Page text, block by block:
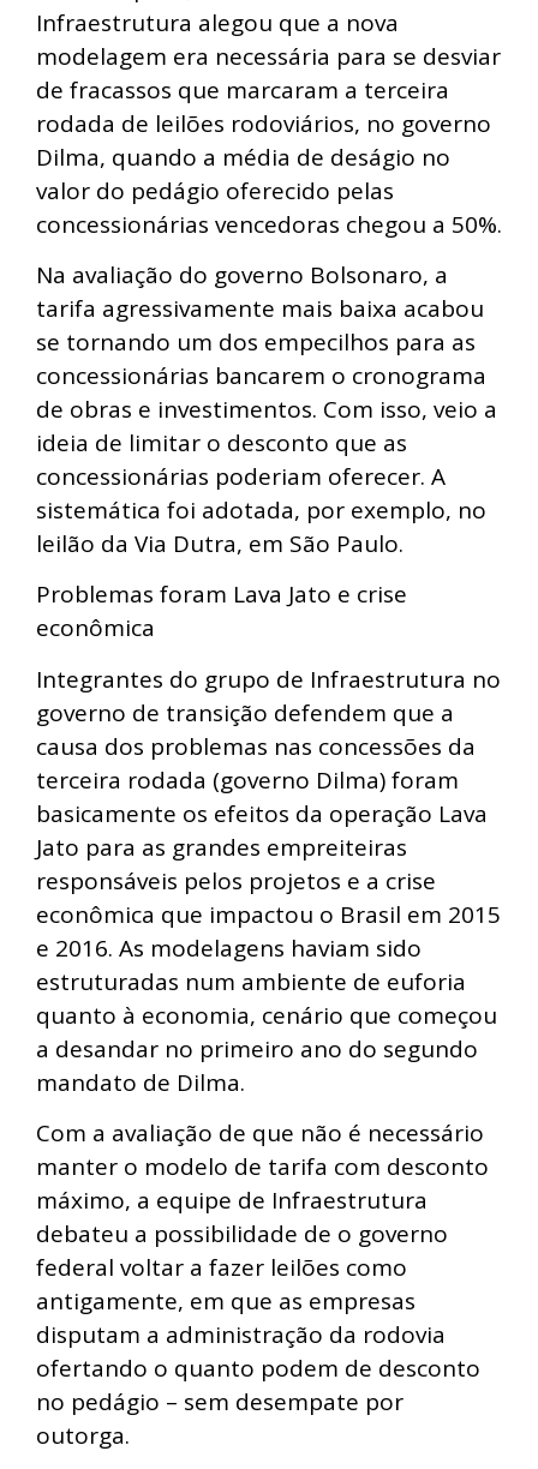
Infraestrutura alegou que a nova
modelagem era necessária para se desviar
de fracassos que marcaram a terceira
rodada de leilões rodoviários, no governo
Dilma, quando a média de deságio no
valor do pedágio oferecido pelas
concessionárias vencedoras chegou a 50%.
Na avaliação do governo Bolsonaro, a
tarifa agressivamente mais baixa acabou
se tornando um dos empecilhos para as
concessionárias bancarem o cronograma
de obras e investimentos. Com isso, veio a
ideia de limitar o desconto que as
concessionárias poderiam oferecer. A
sistemática foi adotada, por exemplo, no
leilão da Via Dutra, em São Paulo.
Problemas foram Lava Jato e crise
econômica
Integrantes do grupo de Infraestrutura no
governo de transição defendem que a
causa dos problemas nas concessões da
terceira rodada (governo Dilma) foram
basicamente os efeitos da operação Lava
Jato para as grandes empreiteiras
responsáveis pelos projetos e a crise
econômica que impactou o Brasil em 2015
e 2016. As modelagens haviam sido
estruturadas num ambiente de euforia
quanto à economia, cenário que começou
a desandar no primeiro ano do segundo
mandato de Dilma.
Com a avaliação de que não é necessário
manter o modelo de tarifa com desconto
máximo, a equipe de Infraestrutura
debateu a possibilidade de o governo
federal voltar a fazer leilões como
antigamente, em que as empresas
disputam a administração da rodovia
ofertando o quanto podem de desconto
no pedágio – sem desempate por
outorga.